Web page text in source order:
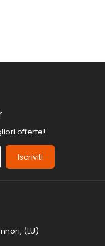
offerte!
Iscriviti
(LU)